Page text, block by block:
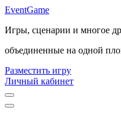
EventGame
Игры, сценарии и многое
объединенные на одной
Разместить игру
Личный кабинет